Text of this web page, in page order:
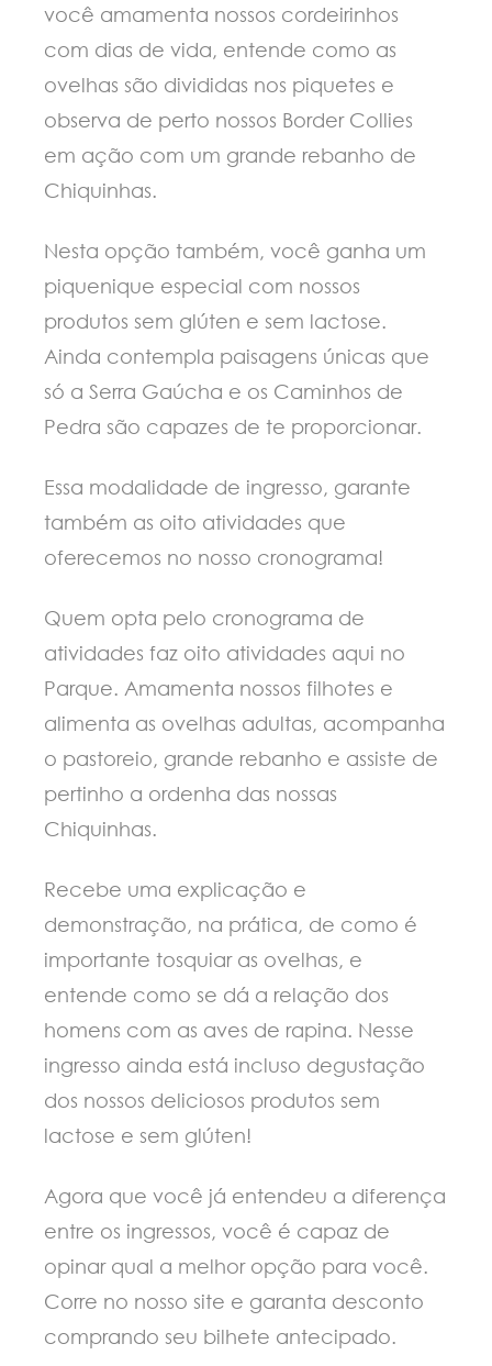
você amamenta nossos cordeirinhos
com dias de vida, entende como as
ovelhas são divididas nos piquetes e
observa de perto nossos Border Collies
em ação com um grande rebanho de
Chiquinhas.
Nesta opção também, você ganha um
piquenique especial com nossos
produtos sem glúten e sem lactose.
Ainda contempla paisagens únicas que
só a Serra Gaúcha e os Caminhos de
Pedra são capazes de te proporcionar.
Essa modalidade de ingresso, garante
também as oito atividades que
oferecemos no nosso cronograma!
Quem opta pelo cronograma de
atividades faz oito atividades aqui no
Parque. Amamenta nossos filhotes e
alimenta as ovelhas adultas, acompanha
o pastoreio, grande rebanho e assiste de
pertinho a ordenha das nossas
Chiquinhas.
Recebe uma explicação e
demonstração, na prática, de como é
importante tosquiar as ovelhas, e
entende como se dá a relação dos
homens com as aves de rapina. Nesse
ingresso ainda está incluso degustação
dos nossos deliciosos produtos sem
lactose e sem glúten!
Agora que você já entendeu a diferença
entre os ingressos, você é capaz de
opinar qual a melhor opção para você.
Corre no nosso site e garanta desconto
comprando seu bilhete antecipado.